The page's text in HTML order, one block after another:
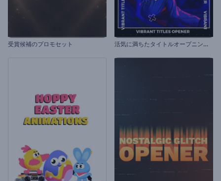
受賞候補のプロモセット 活
気に満ちたタイトルオープニング動画